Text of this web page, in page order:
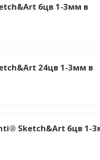
6цв 1-3мм в
24цв 1-3мм в
Sketch&Art 6цв 1-